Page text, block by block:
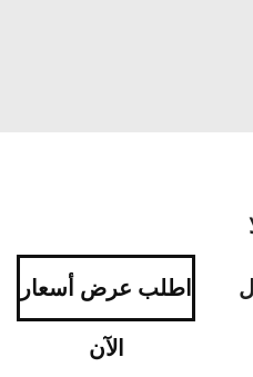
اطلب عرض أسعار
الآن